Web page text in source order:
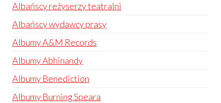
Albańscy reżyserzy teatralni
Albańscy wydawcy prasy
Albumy A&M Records
Albumy Abhinandy
Albumy Benediction
Albumy Burning Speara